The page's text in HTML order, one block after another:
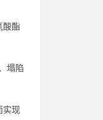
酸酯
塌陷
实现